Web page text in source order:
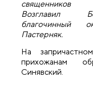
священников
Возглавил
благочинный
Пастерняк.
На
прихожанам
Синявский.